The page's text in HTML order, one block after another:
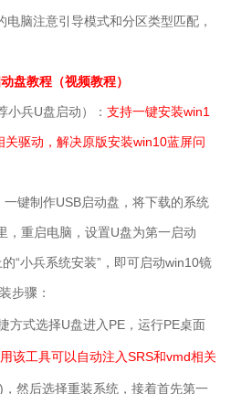
电脑注意引导模式和分区类型匹配，
盘教程（视频教程）
小兵U盘启动）：支持一键安装win1
驱动，解决原版安装win10蓝屏问
键制作USB启动盘，将下载的系统
，重启电脑，设置U盘为第一启动
“小兵系统安装”， 即可启动win10镜
步骤：
方式选择U盘进入PE ，运行PE桌面
该工具可以自动注入SRS和vmd相关
)，然后选择重装系统，接着首先第一